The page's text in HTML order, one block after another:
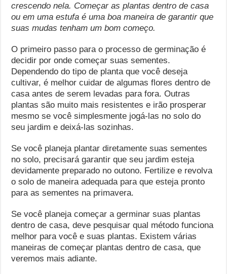
crescendo nela. Começar as plantas dentro de casa
ou em uma estufa é uma boa maneira de garantir que
suas mudas tenham um bom começo.
O primeiro passo para o processo de germinação é
decidir por onde começar suas sementes.
Dependendo do tipo de planta que você deseja
cultivar, é melhor cuidar de algumas flores dentro de
casa antes de serem levadas para fora. Outras
plantas são muito mais resistentes e irão prosperar
mesmo se você simplesmente jogá-las no solo do
seu jardim e deixá-las sozinhas.
Se você planeja plantar diretamente suas sementes
no solo, precisará garantir que seu jardim esteja
devidamente preparado no outono. Fertilize e revolva
o solo de maneira adequada para que esteja pronto
para as sementes na primavera.
Se você planeja começar a germinar suas plantas
dentro de casa, deve pesquisar qual método funciona
melhor para você e suas plantas. Existem várias
maneiras de começar plantas dentro de casa, que
veremos mais adiante.